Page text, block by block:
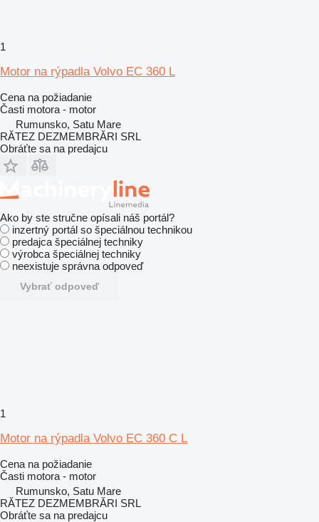
1
Motor na rýpadla Volvo EC 360 L
Cena na požiadanie
Časti motora - motor
Rumunsko, Satu Mare
RĂTEZ DEZMEMBRĂRI SRL
Obráťte sa na predajcu
Ako by ste stručne opísali náš portál?
inzertný portál so špeciálnou technikou
predajca špeciálnej techniky
výrobca špeciálnej techniky
neexistuje správna odpoveď
Vybrať odpoveď
1
Motor na rýpadla Volvo EC 360 C L
Cena na požiadanie
Časti motora - motor
Rumunsko, Satu Mare
RĂTEZ DEZMEMBRĂRI SRL
Obráťte sa na predajcu